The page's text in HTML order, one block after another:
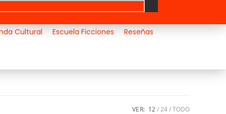
Cultural Escuela Ficciones Reseñas
VER: 12 24 TODO